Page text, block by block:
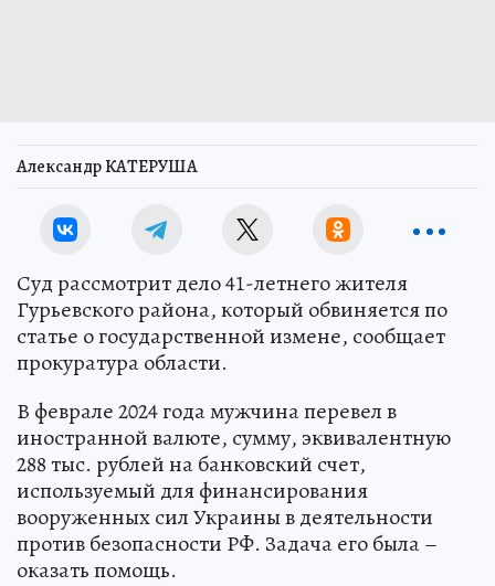
Александр КАТЕРУША
Суд рассмотрит дело 41-летнего жителя
Гурьевского района, который обвиняется по
статье о государственной измене, сообщает
прокуратура области.
В феврале 2024 года мужчина перевел в
иностранной валюте, сумму, эквивалентную
288 тыс. рублей на банковский счет,
используемый для финансирования
вооруженных сил Украины в деятельности
против безопасности РФ. Задача его была –
оказать помощь.